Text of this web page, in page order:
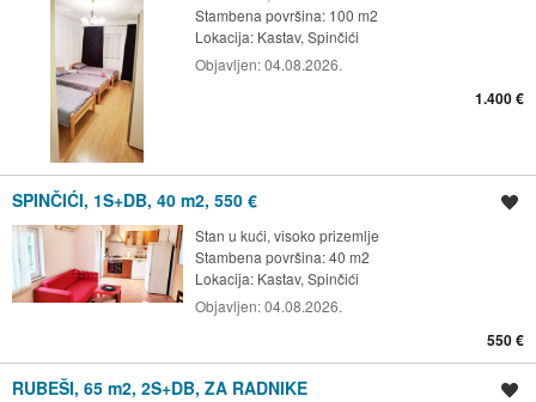
Stambena površina: 100 m2
Lokacija: Kastav, Spinčići
Objavljen:04.08.2026.
1.400 €
SPINČIĆI, 1S+DB, 40 m2, 550 €
Stan u kući, visoko prizemlje
Stambena površina: 40 m2
Lokacija: Kastav, Spinčići
Objavljen:04.08.2026.
550 €
RUBEŠI, 65 m2, 2S+DB, ZA RADNIKE